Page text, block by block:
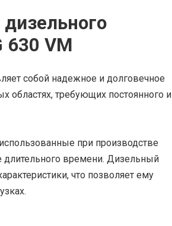
630 VM
собой надежное и долговечное
областях, требующих постоянного и
при производстве
длительного времени. Дизельный
что позволяет ему